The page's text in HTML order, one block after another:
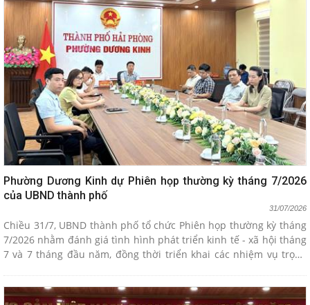
Phường Dương Kinh dự Phiên họp thường kỳ tháng 7/2026
của UBND thành phố
31/07/2026
Chiều 31/7, UBND thành phố tổ chức Phiên họp thường kỳ tháng
7/2026 nhằm đánh giá tình hình phát triển kinh tế - xã hội tháng
7 và 7 tháng đầu năm, đồng thời triển khai các nhiệm vụ trọng
Trung, Phó Bí thư Thành ủy, Chủ tịch UBND thành phố chủ trì
Phiên họp.